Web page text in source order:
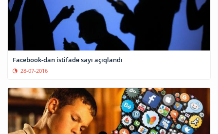
Facebook-dan istifadə sayı açıqlandı
28-07-2016